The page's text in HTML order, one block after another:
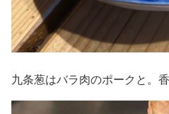
九条葱はバラ肉のポークと。